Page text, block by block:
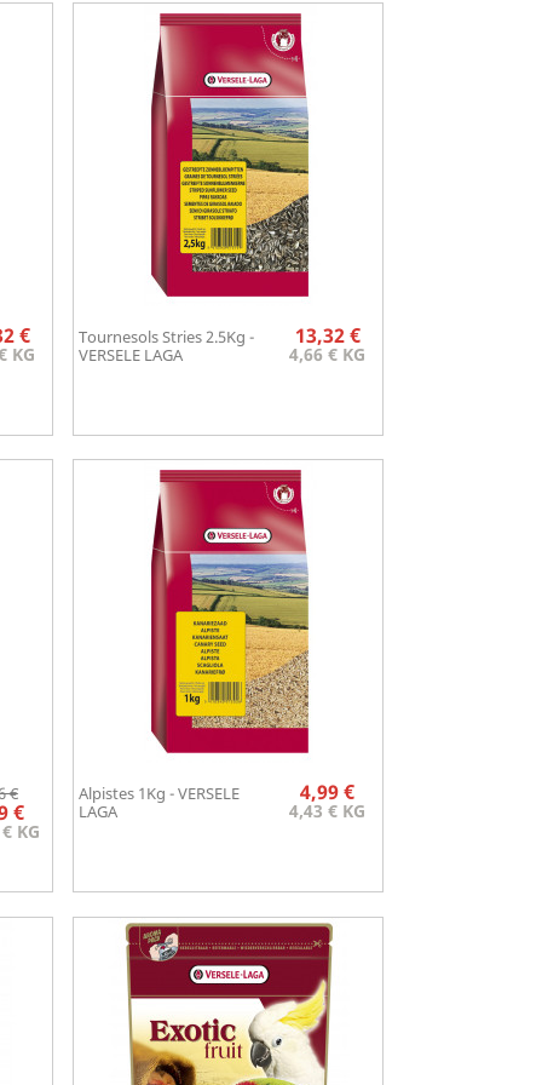
€
KG
Tournesols Stries 2.5Kg -
VERSELE LAGA
Prix
13,32 €
4,66 € KG
Aperçu rapide
€
€
KG
Alpistes 1Kg - VERSELE
LAGA
Prix
4,99 €
4,43 € KG
 Aperçu rapide